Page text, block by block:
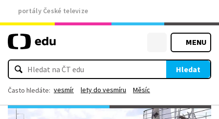
portály České televize
MENU
Hledat
Často hledáte: vesmír lety do vesmíru Měsíc